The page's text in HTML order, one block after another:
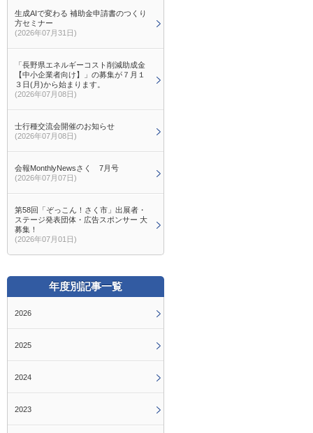
生成AIで変わる 補助金申請書のつくり
方セミナー
(2026年07月31日)
「長野県エネルギーコスト削減助成金
【中小企業者向け】」の募集が７月１
３日(月)から始まります。
(2026年07月08日)
士行種交流会開催のお知らせ
(2026年07月08日)
会報MonthlyNewsさく 7月号
(2026年07月07日)
第58回「ぞっこん！さく市」出展者・
ステージ発表団体・広告スポンサー 大
募集！
(2026年07月01日)
年度別記事一覧
2026
2025
2024
2023